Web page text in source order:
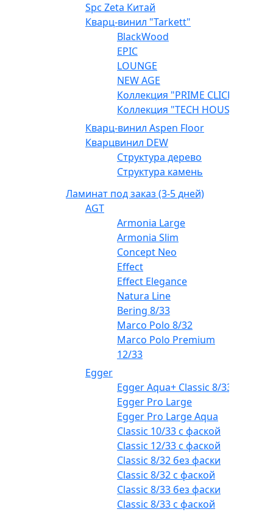
Spc Zeta Китай
Кварц-винил "Tarkett"
BlackWood
EPIC
LOUNGE
NEW AGE
Коллекция "PRIME CLICK"
Коллекция "TECH HOUSE"
Кварц-винил Aspen Floor
Кварцвинил DEW
Структура дерево
Структура камень
Ламинат под заказ (3-5 дней)
AGT
Armonia Large
Armonia Slim
Concept Neo
Effect
Effect Elegance
Natura Line
Bering 8/33
Marco Polo 8/32
Marco Polo Premium
12/33
Egger
Egger Aqua+ Classic 8/33
Egger Pro Large
Egger Pro Large Aqua
Classic 10/33 с фаской
Classic 12/33 с фаской
Classic 8/32 без фаски
Classic 8/32 с фаской
Classic 8/33 без фаски
Classic 8/33 с фаской